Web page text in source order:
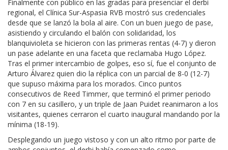
Finalmente con público en las gradas para presenciar el derbi
regional, el Clínica Sur-Aspasia RVB mostró sus credenciales
desde que se lanzó la bola al aire. Con un buen juego de pase,
asistiendo y circulando el balón con solidaridad, los
blanquivioleta se hicieron con las primeras rentas (4-7) y dieron
un pase adelante en una faceta que reclamaba Hugo López.
Tras el primer intercambio de golpes, eso sí, fue el conjunto de
Arturo Álvarez quien dio la réplica con un parcial de 8-0 (12-7)
que supuso máxima para los morados. Cinco puntos
consecutivos de Reed Timmer, que terminó el primer periodo
con 7 en su casillero, y un triple de Jaan Puidet reanimaron a los
visitantes, quienes cerraron el cuarto inaugural mandando por la
mínima (18-19).
Desplegando un juego vistoso y con un alto ritmo por parte de